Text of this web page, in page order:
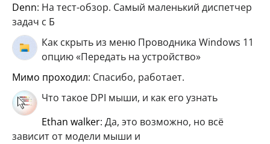
Denn: На тест-обзор. Самый маленький диспетчер
задач с Б
Как скрыть из меню Проводника Windows 11
опцию «Передать на устройство»
мимо проходил: Спасибо, работает.
Что такое DPI мыши, и как его узнать
ethan walker: Да, это возможно, но всё
зависит от модели мыши и